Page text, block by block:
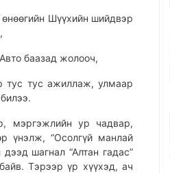
Шүүхийн шийдвэр
баазад жолооч,
тус тус ажиллаж, улмаар
мэргэжлийн ур чадвар,
үнэлж, “Осолгүй манлай
шагнал “Алтан гадас”
Тэрээр үр хүүхэд, ач